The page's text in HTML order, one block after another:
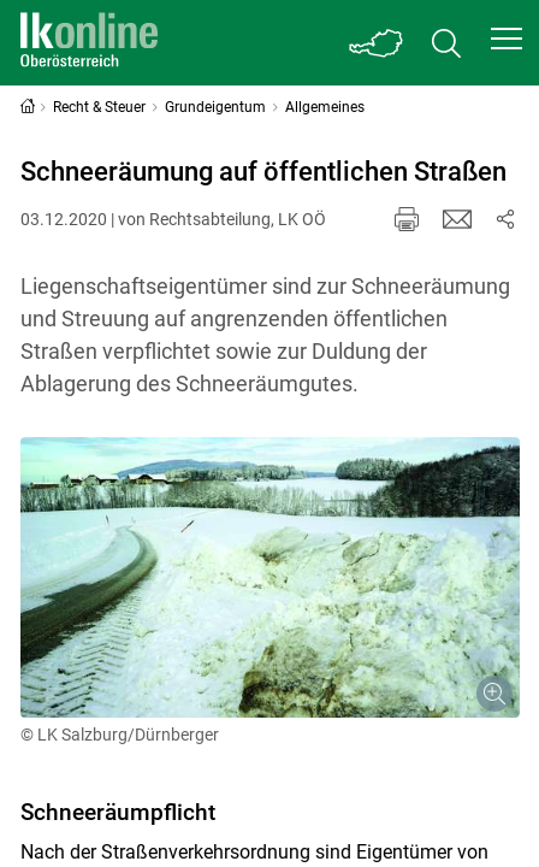
Recht & Steuer Grundeigentum Allgemeines
Schneeräumung auf öffentlichen Straßen
03.12.2020 | von Rechtsabteilung, LK OÖ
Liegenschaftseigentümer sind zur Schneeräumung
und Streuung auf angrenzenden öffentlichen
Straßen verpflichtet sowie zur Duldung der
Ablagerung des Schneeräumgutes.
© LK Salzburg/Dürnberger
Schneeräumpflicht
Nach der Straßenverkehrsordnung sind Eigentümer von